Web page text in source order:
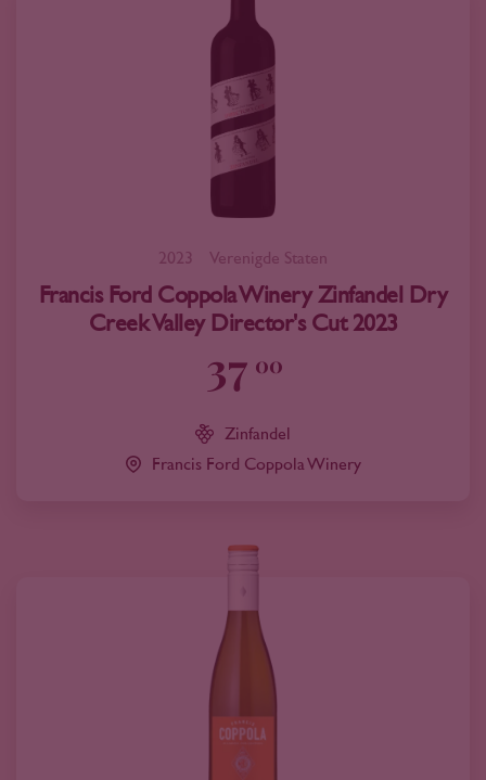
2023 Verenigde Staten
Francis Ford Coppola Winery Zinfandel Dry
Creek Valley Director's Cut 2023
37 00
Zinfandel
Francis Ford Coppola Winery